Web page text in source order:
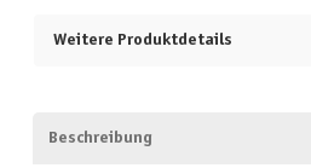
Weitere Produktdetails
Beschreibung